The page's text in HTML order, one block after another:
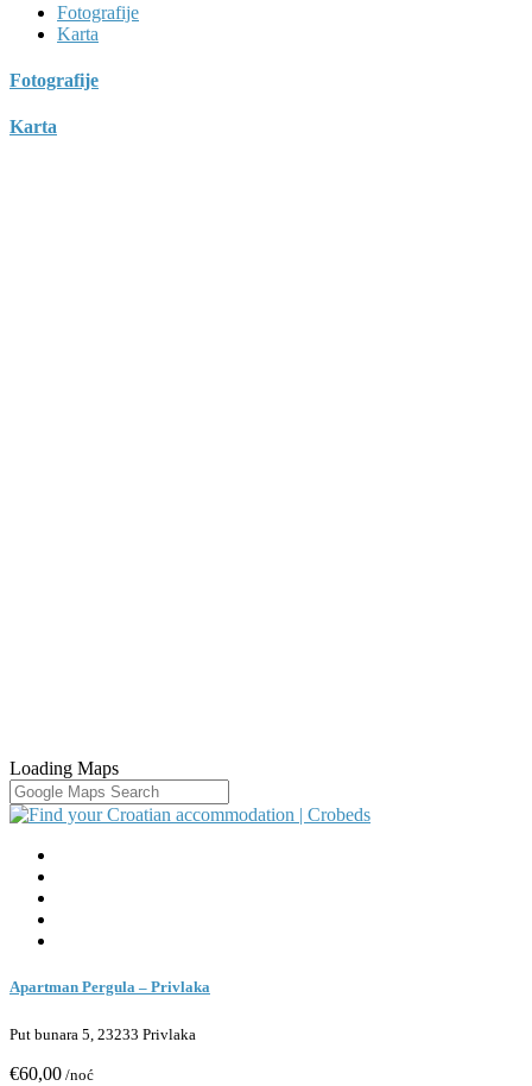
Fotografije
Karta
Fotografije
Karta
Loading Maps
Apartman Pergula – Privlaka
Put bunara 5, 23233 Privlaka
€60,00 /noć